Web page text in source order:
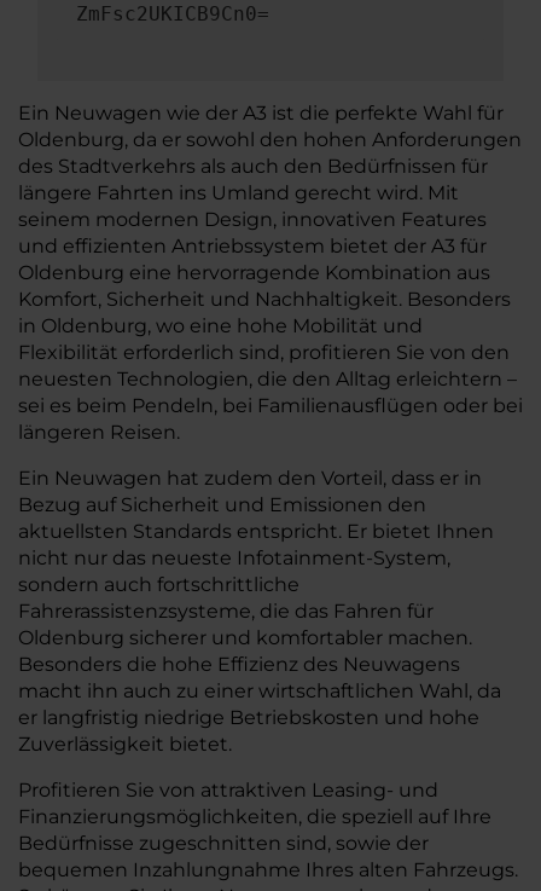
ZmFsc2UKICB9Cn0=
Ein Neuwagen wie der A3 ist die perfekte Wahl für
Oldenburg, da er sowohl den hohen Anforderungen
des Stadtverkehrs als auch den Bedürfnissen für
längere Fahrten ins Umland gerecht wird. Mit
seinem modernen Design, innovativen Features
und effizienten Antriebssystem bietet der A3 für
Oldenburg eine hervorragende Kombination aus
Komfort, Sicherheit und Nachhaltigkeit. Besonders
in Oldenburg, wo eine hohe Mobilität und
Flexibilität erforderlich sind, profitieren Sie von den
neuesten Technologien, die den Alltag erleichtern –
sei es beim Pendeln, bei Familienausflügen oder bei
längeren Reisen.
Ein Neuwagen hat zudem den Vorteil, dass er in
Bezug auf Sicherheit und Emissionen den
aktuellsten Standards entspricht. Er bietet Ihnen
nicht nur das neueste Infotainment-System,
sondern auch fortschrittliche
Fahrerassistenzsysteme, die das Fahren für
Oldenburg sicherer und komfortabler machen.
Besonders die hohe Effizienz des Neuwagens
macht ihn auch zu einer wirtschaftlichen Wahl, da
er langfristig niedrige Betriebskosten und hohe
Zuverlässigkeit bietet.
Profitieren Sie von attraktiven Leasing- und
Finanzierungsmöglichkeiten, die speziell auf Ihre
Bedürfnisse zugeschnitten sind, sowie der
bequemen Inzahlungnahme Ihres alten Fahrzeugs.